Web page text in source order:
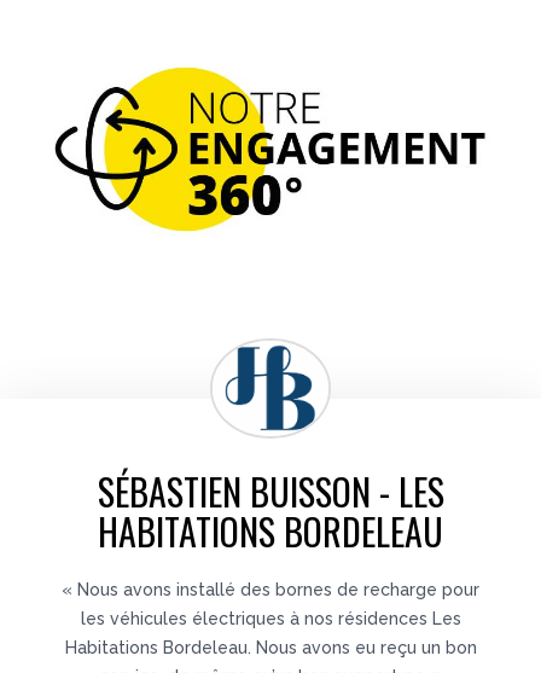
SÉBASTIEN BUISSON - LES
HABITATIONS BORDELEAU
« Nous avons installé des bornes de recharge pour
les véhicules électriques à nos résidences Les
Habitations Bordeleau. Nous avons eu reçu un bon